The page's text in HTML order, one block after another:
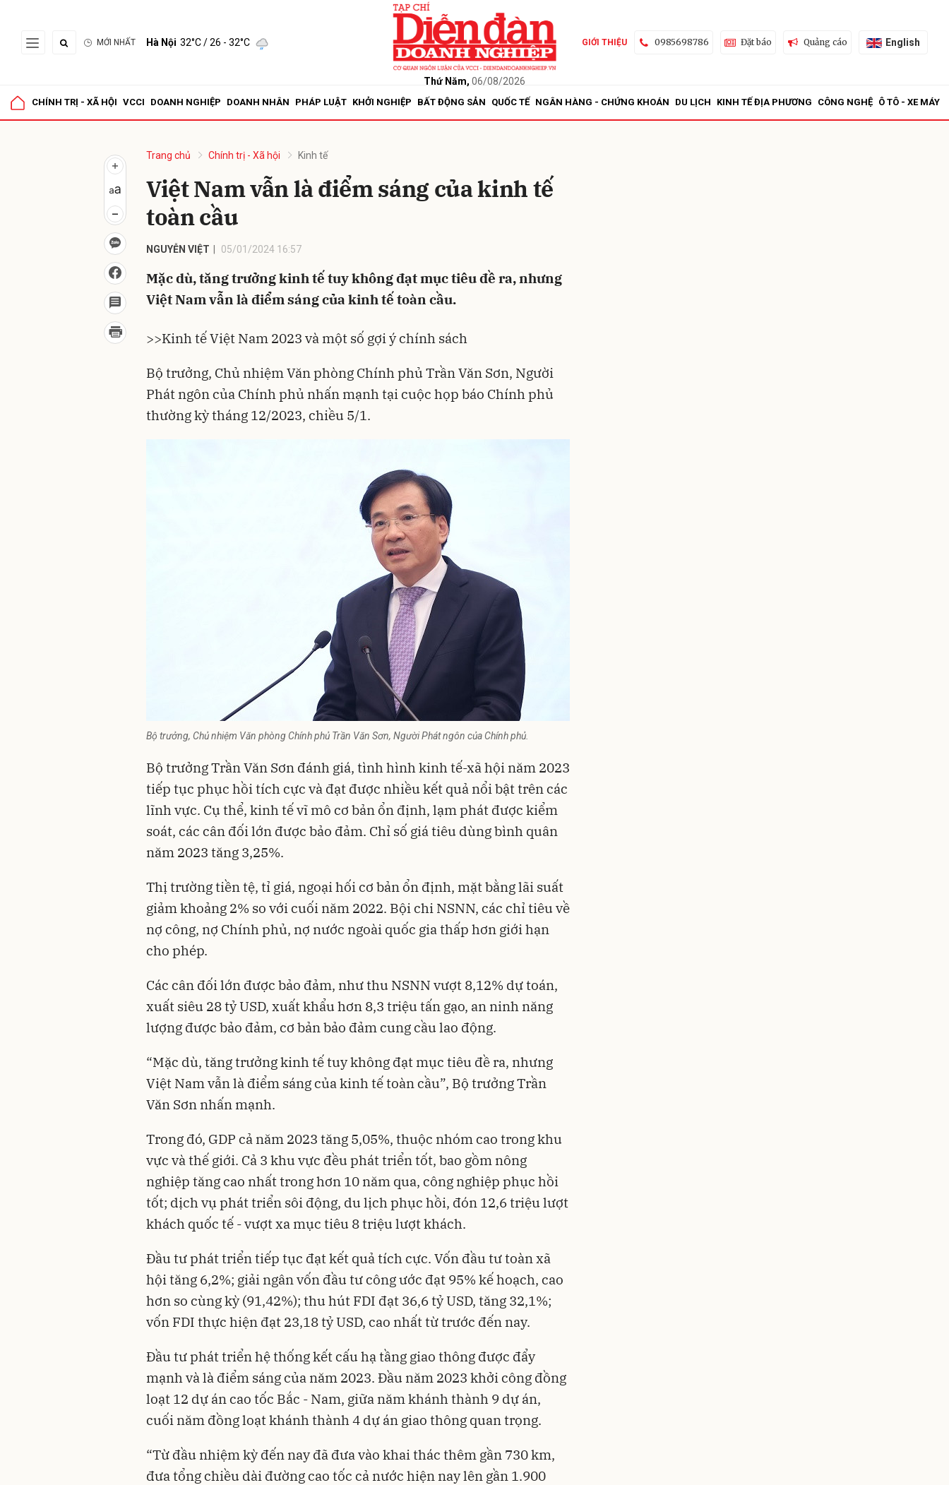
MỚI NHẤT Hà Nội 32°C/ 26 - 32°C
Thứ Năm, 06/08/2026
GIỚI THIỆU 0985698786 Đặt báo Quảng cáo English
CHÍNH TRỊ - XÃ HỘI VCCI DOANH NGHIỆP DOANH NHÂN PHÁP LUẬT KHỞI NGHIỆP BẤT ĐỘNG SẢN QUỐC TẾ NGÂN HÀNG - CHỨNG KHOÁN DU LỊCH KINH TẾ ĐỊA PHƯƠNG CÔNG NGHỆ Ô TÔ - XE MÁY
Trang chủ Chính trị - Xã hội Kinh tế
Việt Nam vẫn là điểm sáng của kinh tế
toàn cầu
NGUYỄN VIỆT 05/01/2024 16:57
Mặc dù, tăng trưởng kinh tế tuy không đạt mục tiêu đề ra, nhưng
Việt Nam vẫn là điểm sáng của kinh tế toàn cầu.
>>Kinh tế Việt Nam 2023 và một số gợi ý chính sách
Bộ trưởng, Chủ nhiệm Văn phòng Chính phủ Trần Văn Sơn, Người
Phát ngôn của Chính phủ nhấn mạnh tại cuộc họp báo Chính phủ
thường kỳ tháng 12/2023, chiều 5/1.
Bộ trưởng, Chủ nhiệm Văn phòng Chính phủ Trần Văn Sơn, Người Phát ngôn của Chính phủ.
Bộ trưởng Trần Văn Sơn đánh giá, tình hình kinh tế-xã hội năm 2023
tiếp tục phục hồi tích cực và đạt được nhiều kết quả nổi bật trên các
lĩnh vực. Cụ thể, kinh tế vĩ mô cơ bản ổn định, lạm phát được kiểm
soát, các cân đối lớn được bảo đảm. Chỉ số giá tiêu dùng bình quân
năm 2023 tăng 3,25%.
Thị trường tiền tệ, tỉ giá, ngoại hối cơ bản ổn định, mặt bằng lãi suất
giảm khoảng 2% so với cuối năm 2022. Bội chi NSNN, các chỉ tiêu về
nợ công, nợ Chính phủ, nợ nước ngoài quốc gia thấp hơn giới hạn
cho phép.
Các cân đối lớn được bảo đảm, như thu NSNN vượt 8,12% dự toán,
xuất siêu 28 tỷ USD, xuất khẩu hơn 8,3 triệu tấn gạo, an ninh năng
lượng được bảo đảm, cơ bản bảo đảm cung cầu lao động.
“Mặc dù, tăng trưởng kinh tế tuy không đạt mục tiêu đề ra, nhưng
Việt Nam vẫn là điểm sáng của kinh tế toàn cầu”, Bộ trưởng Trần
Văn Sơn nhấn mạnh.
Trong đó, GDP cả năm 2023 tăng 5,05%, thuộc nhóm cao trong khu
vực và thế giới. Cả 3 khu vực đều phát triển tốt, bao gồm nông
nghiệp tăng cao nhất trong hơn 10 năm qua, công nghiệp phục hồi
tốt; dịch vụ phát triển sôi động, du lịch phục hồi, đón 12,6 triệu lượt
khách quốc tế - vượt xa mục tiêu 8 triệu lượt khách.
Đầu tư phát triển tiếp tục đạt kết quả tích cực. Vốn đầu tư toàn xã
hội tăng 6,2%; giải ngân vốn đầu tư công ước đạt 95% kế hoạch, cao
hơn so cùng kỳ (91,42%); thu hút FDI đạt 36,6 tỷ USD, tăng 32,1%;
vốn FDI thực hiện đạt 23,18 tỷ USD, cao nhất từ trước đến nay.
Đầu tư phát triển hệ thống kết cấu hạ tầng giao thông được đẩy
mạnh và là điểm sáng của năm 2023. Đầu năm 2023 khởi công đồng
loạt 12 dự án cao tốc Bắc - Nam, giữa năm khánh thành 9 dự án,
cuối năm đồng loạt khánh thành 4 dự án giao thông quan trọng.
“Từ đầu nhiệm kỳ đến nay đã đưa vào khai thác thêm gần 730 km,
đưa tổng chiều dài đường cao tốc cả nước hiện nay lên gần 1.900